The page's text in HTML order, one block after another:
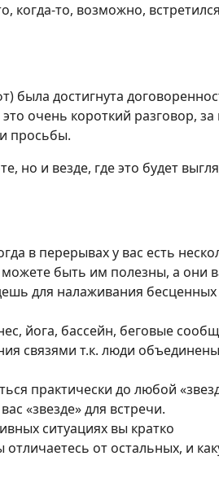
когда-то, возможно,
была достигнута
очень короткий разговор, за
просьбы.
но и везде, где это будет
в перерывах у вас есть
быть им полезны, а они
для налаживания бесценных
йога, бассейн, беговые
связями т.к. люди
практически до любой
«звезде» для встречи.
ситуациях вы кратко
от остальных, и